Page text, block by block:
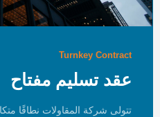
Turnkey Contract
عقد تسليم مفتاح
تتولى شركة المقاولات نطاقًا